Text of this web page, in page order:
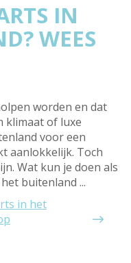
IN
WEES
worden en dat
klimaat of luxe
voor een
aanlokkelijk. Toch
Wat kun je doen als
buitenland ...
in het